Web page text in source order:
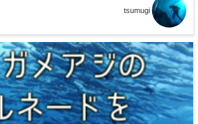
tsumugi